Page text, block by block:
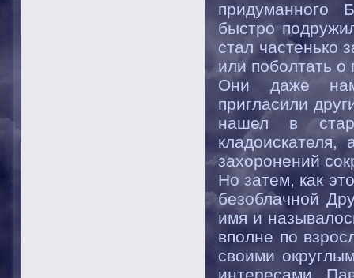
придуманного
быстро
стал частенько
или поболтать
Они даже
пригласили
нашел в
захоронений
Но затем, как
безоблачной
имя и
вполне по
своими
интересами